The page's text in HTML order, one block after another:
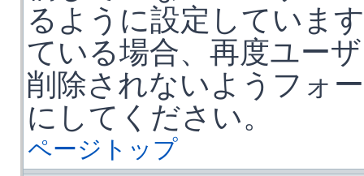
るように設定していま
ている場合、再度ユー
削除されないようフォ
にしてください。
ページトップ